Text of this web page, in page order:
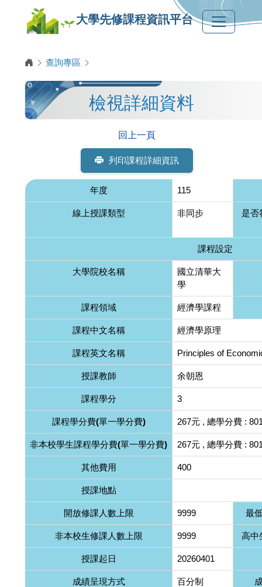
大學先修課程資訊平台
查詢專區
檢視詳細資料
回上一頁
列印課程詳細資訊
年度 115
線上授課類型 非同步 是否
課程設定
大學院校名稱
國立清華大
學
課程領域 經濟學課程
課程中文名稱 經濟學原理
課程英文名稱 Principles of
授課教師 余朝恩
課程學分 3
課程學分費(單一學分費) 267元 , 總學分費 :
非本校學生課程學分費(單一學分費) 267元 , 總學分費 :
其他費用 400
授課地點
開放修課人數上限 9999 最
非本校生修課人數上限 9999 高中
授課起日 20260401
成績呈現方式 百分制